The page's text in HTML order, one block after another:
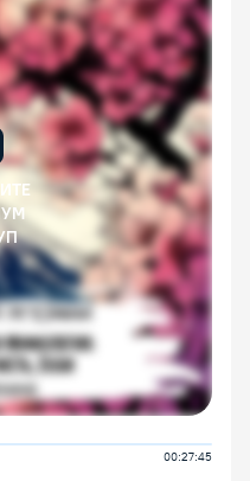
00:27:45